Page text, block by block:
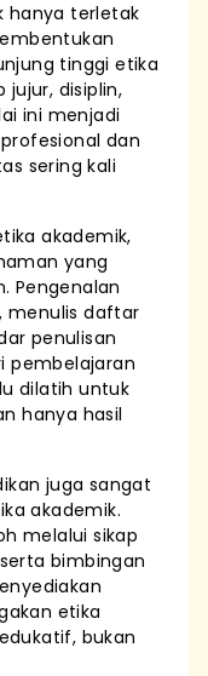
hanya terletak
tinggi etika
jujur, disiplin,
ini menjadi
dan
sering kali
akademik,
yang
Pengenalan
menulis daftar
penulisan
pembelajaran
dilatih untuk
hanya hasil
juga sangat
akademik.
melalui sikap
bimbingan
etika
bukan